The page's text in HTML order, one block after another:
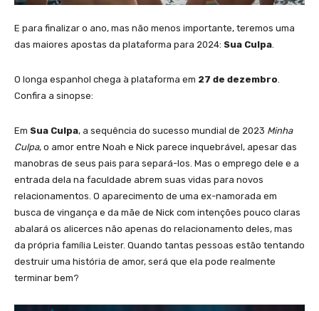
E para finalizar o ano, mas não menos importante, teremos uma
das maiores apostas da plataforma para 2024: Sua Culpa
O longa espanhol chega à plataforma em 27 de dezembro
Confira a sinopse:
Em Sua Culpa, a sequência do sucesso mundial de 2023 Minha
Culpa, o amor entre Noah e Nick parece inquebrável, apesar das
manobras de seus pais para separá-los. Mas o emprego dele e a
entrada dela na faculdade abrem suas vidas para novos
relacionamentos. O aparecimento de uma ex-namorada em
busca de vingança e da mãe de Nick com intenções pouco claras
abalará os alicerces não apenas do relacionamento deles, mas
da própria família Leister. Quando tantas pessoas estão tentando
destruir uma história de amor, será que ela pode realmente
terminar bem?